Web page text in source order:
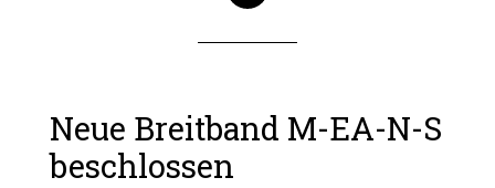
Neue Breitband M-EA-N-S
beschlossen